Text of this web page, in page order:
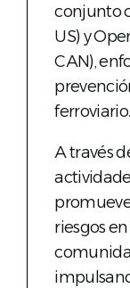
conjunto
US) y
CAN),
ferroviario.
A través
riesgos